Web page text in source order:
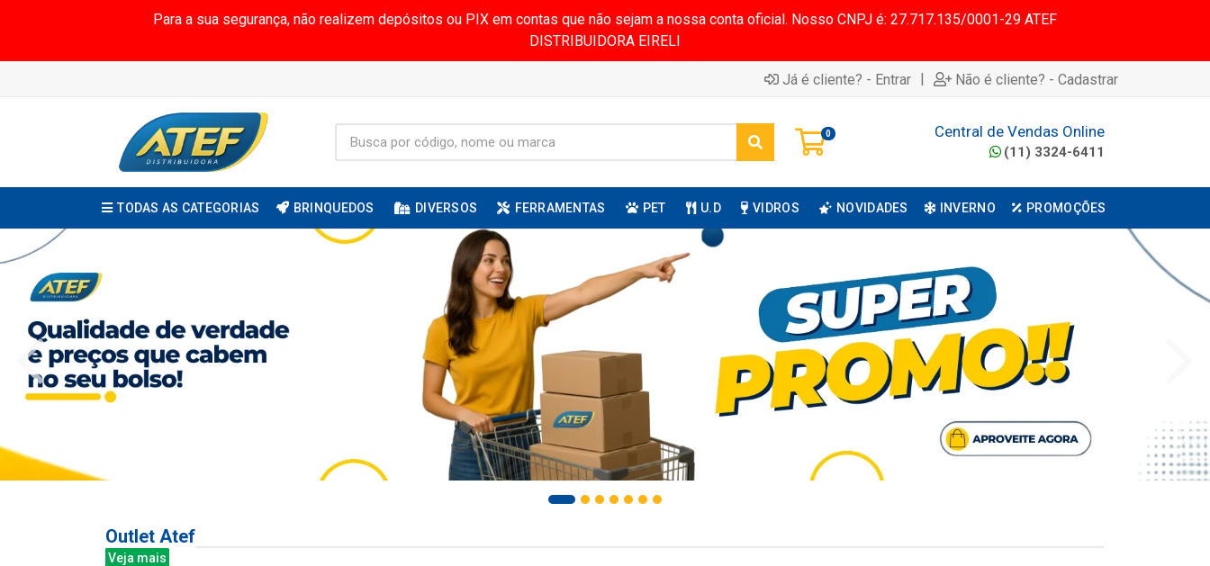
Para a sua segurança, não realizem depósitos ou PIX em contas que não sejam a nossa conta oficial. Nosso CNPJ é: 27.717.135/0001-29 ATEF
DISTRIBUIDORA EIRELI
Já é cliente? - Entrar | Não é cliente? - Cadastrar
0 Central de Vendas Online
(11) 3324-6411
TODAS AS CATEGORIAS BRINQUEDOS DIVERSOS FERRAMENTAS PET U.D VIDROS NOVIDADES INVERNO PROMOÇÕES
Outlet Atef
Veja mais